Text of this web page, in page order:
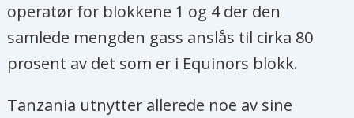
operatør for blokkene 1 og 4 der den
samlede mengden gass anslås til cirka 80
prosent av det som er i Equinors blokk.
Tanzania utnytter allerede noe av sine